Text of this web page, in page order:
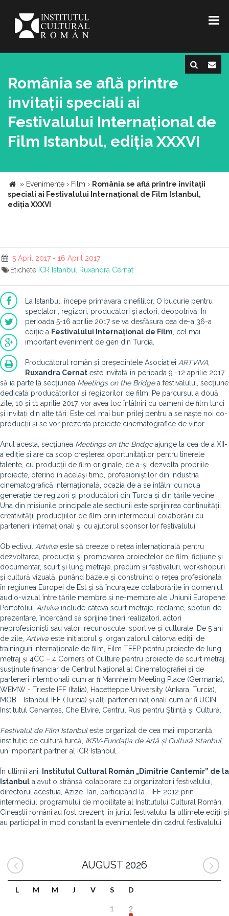
România se află printre
invitații speciali ai
Festivalului Internațional de
Film Istanbul, ediția XXXVI
» Evenimente › Film › România se află printre invitații
speciali ai Festivalului Internațional de Film Istanbul,
ediția XXXVI
5 April 2017 - 16 April 2017
Etichete ICR Istanbul Ruxandra Cernat
La Istanbul, începe primăvara cinefililor. O bucurie pentru
spectatori, regizori, producători și actori, deopotrivă. În
perioada 5-16 aprilie 2017 se va desfășura cea de-a 36-a
ediție a Festivalului Internațional de Film , cel mai
important eveniment de gen din Turcia.
Producătorul român și președintele Asociației ARTVIVA
Ruxandra Cernat este invitată în perioada 9 -12 aprilie 2017
să ia parte la secțiunea Meetings on the Bridgea festivalului, secțiune
dedicată producătorilor și regizorilor de film. Pe parcursul a două
zile, 10 și 11 aprilie 2017, vor avea loc întâlniri cu oameni de film turci
și invitați din alte țări. Este cel mai bun prilej pentru a se naște noi co-
producții și se vor prezenta proiecte cinematografice de viitor.
Anul acesta, secțiunea Meetings on the Bridgeajunge la cea de a XII-
a ediție și are ca scop creșterea oportunităților pentru tinerele
talente, cu producții de film originale, de a-și dezvolta propriile
proiecte, oferind în același timp, profesioniștilor din industria
cinematografică internațională, ocazia de a se întâlni cu noua
generație de regizori și producători din Turcia și din țările vecine.
Una din misiunile principale ale secțiunii este sprijinirea continuității
creativității producțiilor de film prin intermediul colaborării cu
partenerii internaționali și cu ajutorul sponsorilor festivalului.
Obiectivul Artviva este să creeze o rețea internațională pentru
dezvoltarea, producția și promovarea proiectelor de film, ficțiune și
documentar, scurt și lung metraje, precum și festivaluri, workshopuri
și cultură vizuală, punând bazele și construind o rețea profesională
în regiunea Europei de Est și să încurajeze colaborările în domeniul
audio-vizual între țările membre și ne-membre ale Uniunii Europene.
Portofoliul Artviva include câteva scurt metraje, reclame, spoturi de
prezentare, încercând să sprijine tineri realizatori, actori
neprofesioniști sau valori recunoscute, sportive și culturale. De 5 ani
de zile, Artviva este inițiatorul și organizatorul câtorva ediții de
traininguri internaționale de film, Film TEEP pentru proiecte de lung
metraj și 4CC – 4 Corners of Culture pentru proiecte de scurt metraj,
susținute financiar de Centrul Național al Cinematografiei și de
parteneri internționali cum ar fi Mannheim Meeting Place (Germania),
WEMW - Trieste IFF (Italia), Hacetteppe University (Ankara, Turcia),
MOB - Istanbul IFF (Turcia) și alți parteneri naționali cum ar fi UCIN,
Institutul Cervantes, Che Elvire, Centrul Rus pentru Știință și Cultură.
Festivalul de Film Istanbuleste organizat de cea mai importantă
instituție de cultură turcă, IKSV-Fundația de Artă și Cultură Istanbul,
un important partner al ICR Istanbul.
În ultimii ani,
Institutul Cultural Român „Dimitrie Cantemir” de la
Istanbul a avut o strânsă colaborare cu organizatorii festivalului,
directorul acestuia, Azize Tan, participând la TIFF 2012 prin
intermediul programului de mobilitate al Institutului Cultural Român.
Cineaștii români au fost prezenți în juriul festivalului la ultimele ediții și
au participat în mod constant la evenimentele din cadrul festivalului.
AUGUST 2026
L M M J V S D
1 2